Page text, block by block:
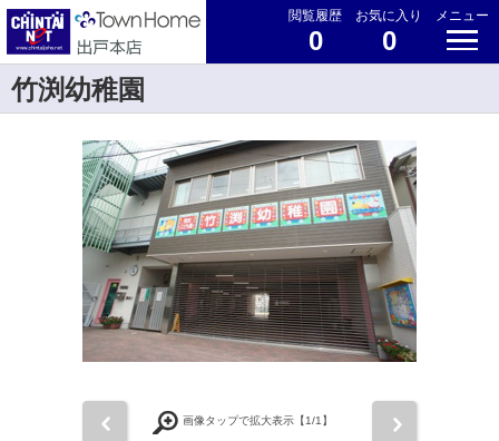
閲覧履歴
0
お気に入り
0
メニュー
竹渕幼稚園
画像タップで拡大表示【1/1】